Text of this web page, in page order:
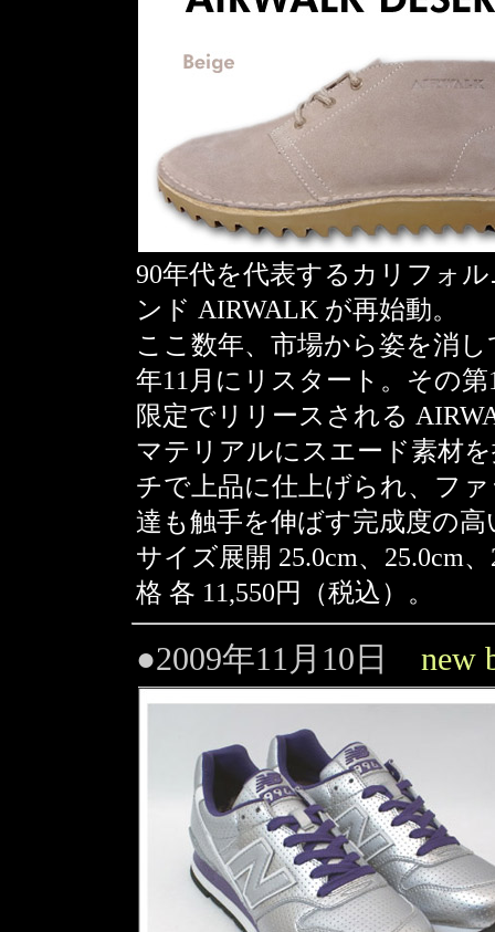
90年代を代表するカリフォ
ンド AIRWALK が再始動。
ここ数年、市場から姿を消
年11月にリスタート。その
限定でリリースされる
マテリアルにスエード素材
チで上品に仕上げられ、フ
達も触手を伸ばす完成度の
サイズ展開 25.0cm、25.0cm
格 各 11,550円（税込）。
●2009年11月10日 new